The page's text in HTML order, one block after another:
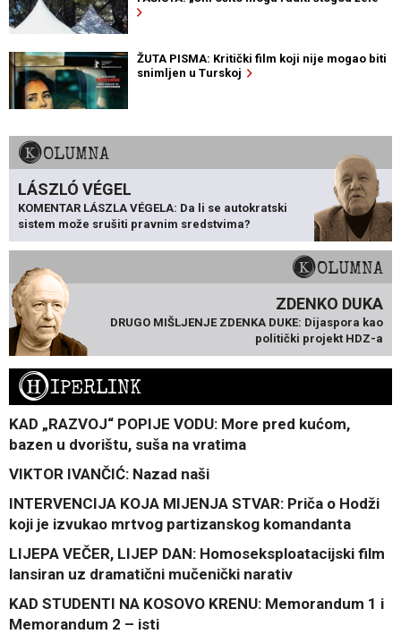
ŽUTA PISMA: Kritički film koji nije mogao biti
snimljen u Turskoj
KOLUMNA
LÁSZLÓ VÉGEL
KOMENTAR LÁSZLA VÉGELA: Da li se autokratski
sistem može srušiti pravnim sredstvima?
KOLUMNA
ZDENKO DUKA
DRUGO MIŠLJENJE ZDENKA DUKE: Dijaspora kao
politički projekt HDZ-a
HIPERLINK
KAD „RAZVOJ“ POPIJE VODU: More pred kućom,
bazen u dvorištu, suša na vratima
VIKTOR IVANČIĆ: Nazad naši
INTERVENCIJA KOJA MIJENJA STVAR: Priča o Hodži
koji je izvukao mrtvog partizanskog komandanta
LIJEPA VEČER, LIJEP DAN: Homoseksploatacijski film
lansiran uz dramatični mučenički narativ
KAD STUDENTI NA KOSOVO KRENU: Memorandum 1 i
Memorandum 2 – isti